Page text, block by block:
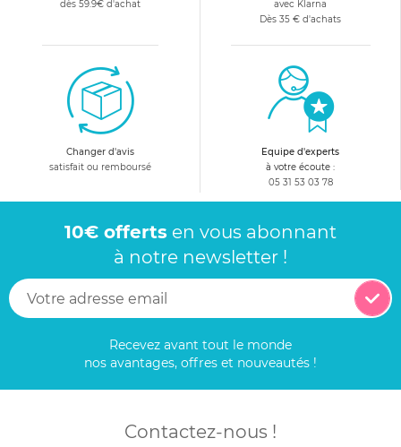
dès 59.9€ d'achat
avec Klarna
Dès 35 € d'achats
Changer d'avis
satisfait ou remboursé
Equipe d'experts
à votre écoute :
05 31 53 03 78
10€ offerts en vous abonnant
à notre newsletter !
Recevez avant tout le monde
nos avantages, offres et nouveautés !
Contactez-nous !